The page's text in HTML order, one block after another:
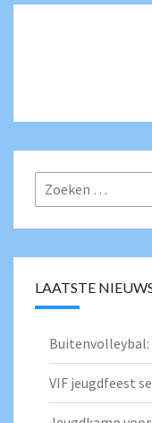
Zoeken
naar:
LAATSTE
Buitenvolleybal:
VIF jeugdfeest